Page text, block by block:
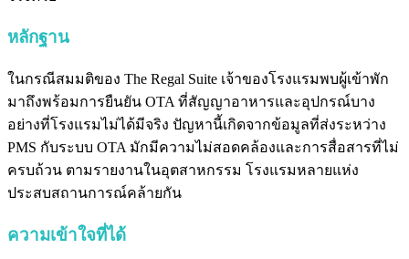
หลักฐาน
ในกรณีสมมติของ The Regal Suite เจ้าของโรงแรมพบผู้เข้าพัก
มาถึงพร้อมการยืนยัน OTA ที่สัญญาอาหารและอุปกรณ์บาง
อย่างที่โรงแรมไม่ได้มีจริง ปัญหานี้เกิดจากข้อมูลที่ส่งระหว่าง
PMS กับระบบ OTA มักมีความไม่สอดคล้องและการสื่อสารที่ไม่
ครบถ้วน ตามรายงานในอุตสาหกรรม โรงแรมหลายแห่ง
ประสบสถานการณ์คล้ายกัน
ความเข้าใจที่ได้